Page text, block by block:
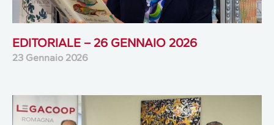
EDITORIALE – 26 GENNAIO 2026
23 Gennaio 2026